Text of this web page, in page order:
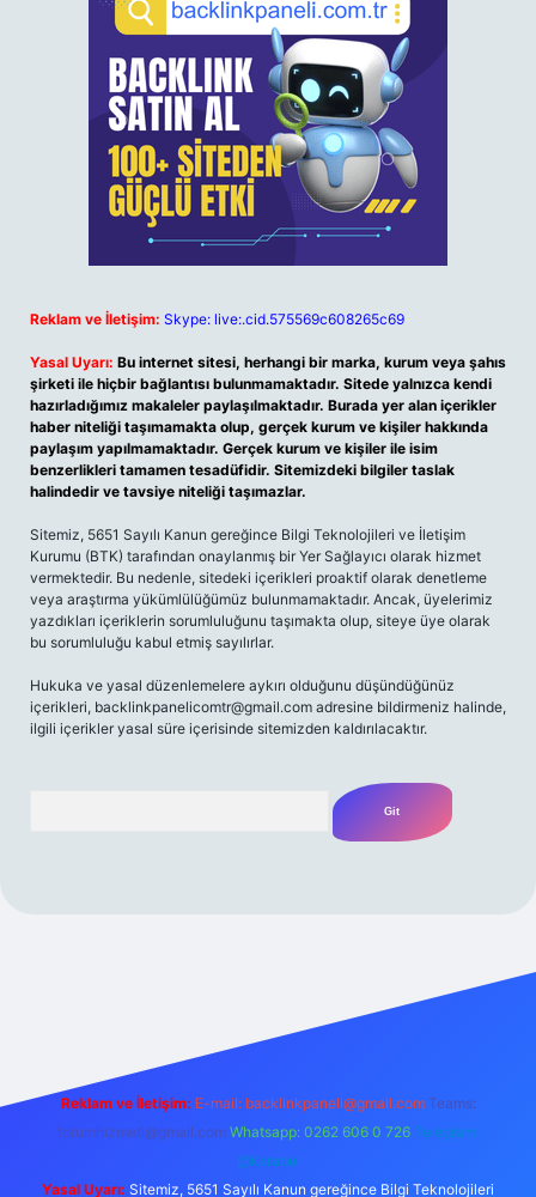
Reklam ve İletişim: Skype: live:.cid.575569c608265c69
Yasal Uyarı: Bu internet sitesi, herhangi bir marka, kurum veya şahıs
şirketi ile hiçbir bağlantısı bulunmamaktadır. Sitede yalnızca kendi
hazırladığımız makaleler paylaşılmaktadır. Burada yer alan içerikler
haber niteliği taşımamakta olup, gerçek kurum ve kişiler hakkında
paylaşım yapılmamaktadır. Gerçek kurum ve kişiler ile isim
benzerlikleri tamamen tesadüfidir. Sitemizdeki bilgiler taslak
halindedir ve tavsiye niteliği taşımazlar.
Sitemiz, 5651 Sayılı Kanun gereğince Bilgi Teknolojileri ve İletişim
Kurumu (BTK) tarafından onaylanmış bir Yer Sağlayıcı olarak hizmet
vermektedir. Bu nedenle, sitedeki içerikleri proaktif olarak denetleme
veya araştırma yükümlülüğümüz bulunmamaktadır. Ancak, üyelerimiz
yazdıkları içeriklerin sorumluluğunu taşımakta olup, siteye üye olarak
bu sorumluluğu kabul etmiş sayılırlar.
Hukuka ve yasal düzenlemelere aykırı olduğunu düşündüğünüz
içerikleri, backlinkpanelicomtr@gmail.com adresine bildirmeniz halinde,
ilgili içerikler yasal süre içerisinde sitemizden kaldırılacaktır.
Reklam ve İletişim: E-mail: backlinkpaneli@gmail.com Teams:
forumhizmeti@gmail.com Whatsapp: 0262 606 0 726 Telegram:
@karabul
Yasal Uyarı: Sitemiz, 5651 Sayılı Kanun gereğince Bilgi Teknolojileri